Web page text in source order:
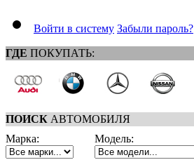
Войти в систему Забыли пароль?
ГДЕ ПОКУПАТЬ:
ПОИСК АВТОМОБИЛЯ
Марка:
Модель: